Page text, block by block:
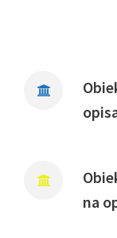
na